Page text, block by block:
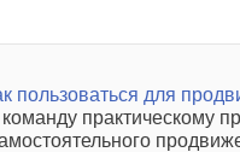
пользоваться для
практическому